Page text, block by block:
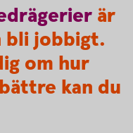
är
bli jobbigt.
om hur
kan du